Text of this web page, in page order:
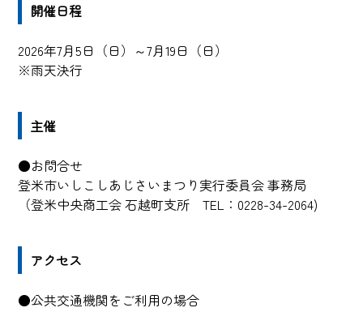
開催日程
2026年7月5日（日）～7月19日（日）
※雨天決行
主催
●お問合せ
登米市いしこしあじさいまつり実行委員会 事務局
（登米中央商工会 石越町支所 TEL：0228-34-2064)
アクセス
●公共交通機関をご利用の場合